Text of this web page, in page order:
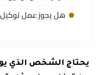
هل يجوز عمل
يحتاج الشخص الذي